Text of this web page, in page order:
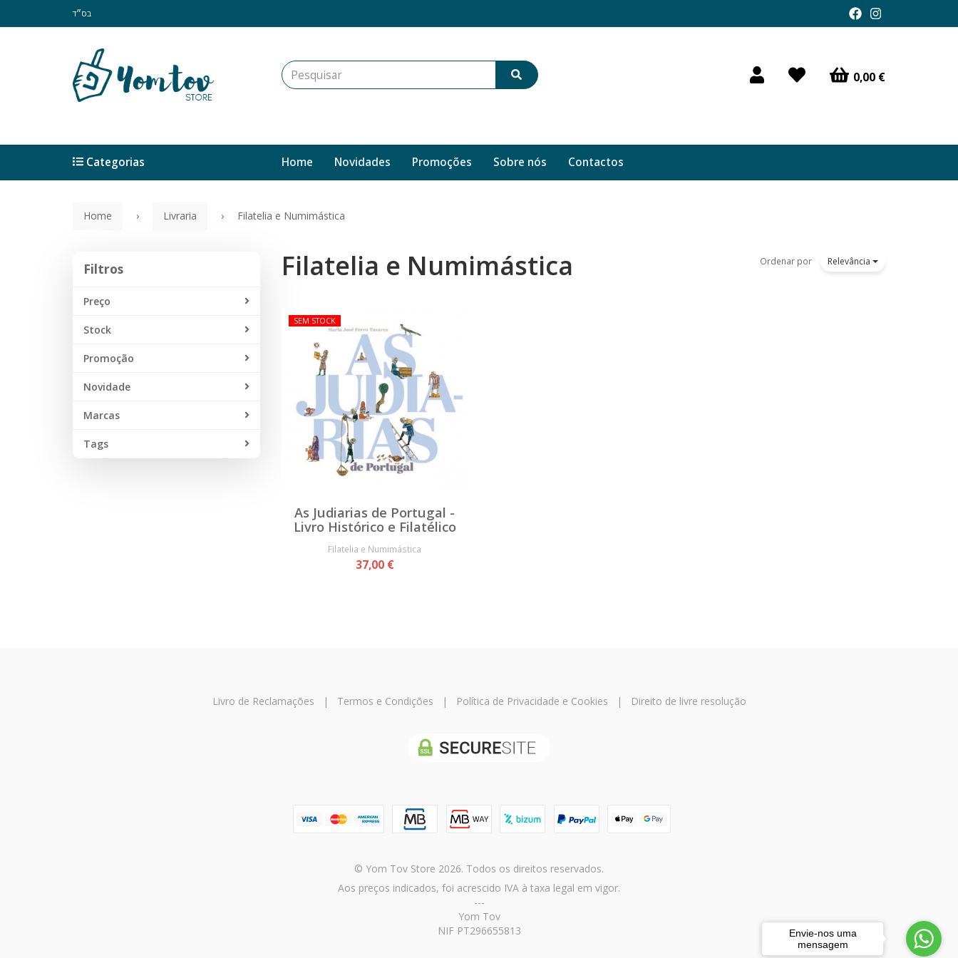
בס״ד
0,00 €
Home Novidades Promoções Sobre nós Contactos
Categorias
Home Livraria Filatelia e Numimástica
Filtros
Preço
Stock
Promoção
Novidade
Marcas
Tags
Filatelia e Numimástica Ordenar por Relevância
SEM STOCK
As Judiarias de Portugal -
Livro Histórico e Filatélico
Filatelia e Numimástica
37,00 €
Livro de Reclamações | Termos e Condições | Política de Privacidade e Cookies | Direito de livre resolução
© Yom Tov Store 2026. Todos os direitos reservados.
Aos preços indicados, foi acrescido IVA à taxa legal em vigor.
---
Yom Tov
NIF PT296655813
Envie-nos uma
mensagem